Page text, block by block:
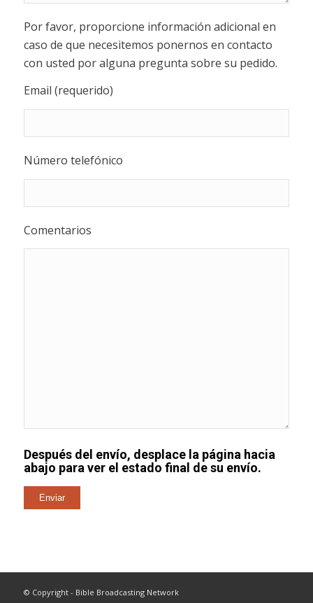
Por favor, proporcione información adicional en
caso de que necesitemos ponernos en contacto
con usted por alguna pregunta sobre su pedido.
Email (requerido)
Número telefónico
Comentarios
Después del envío, desplace la página hacia
abajo para ver el estado final de su envío.
© Copyright - Bible Broadcasting Network